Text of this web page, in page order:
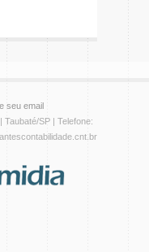
seu email
Taubaté/SP | Telefone: